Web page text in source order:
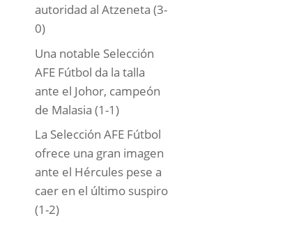
autoridad al Atzeneta (3-
0)
Una notable Selección
AFE Fútbol da la talla
ante el Johor, campeón
de Malasia (1-1)
La Selección AFE Fútbol
ofrece una gran imagen
ante el Hércules pese a
caer en el último suspiro
(1-2)